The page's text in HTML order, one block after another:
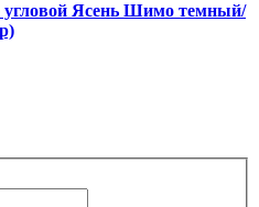
Ясень Шимо темный/